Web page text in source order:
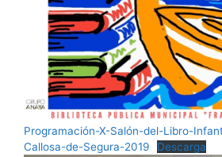
Programación-X-Salón-del-Libro-
Callosa-de-Segura-2019
Descarga